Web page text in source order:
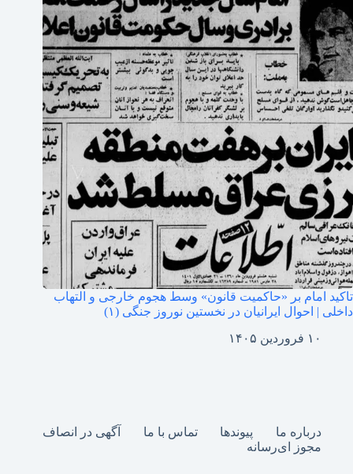
تاکید امام بر «حاکمیت قانون» وسط هجوم خارجی و التهاب
داخلی | احوال ایرانیان در نخستین نوروز جنگی (۱)
۱۰ فروردین ۱۴۰۵
درباره ما پیوندها تماس با ما
آگهی در انصاف
مجوز ای‌رسانه